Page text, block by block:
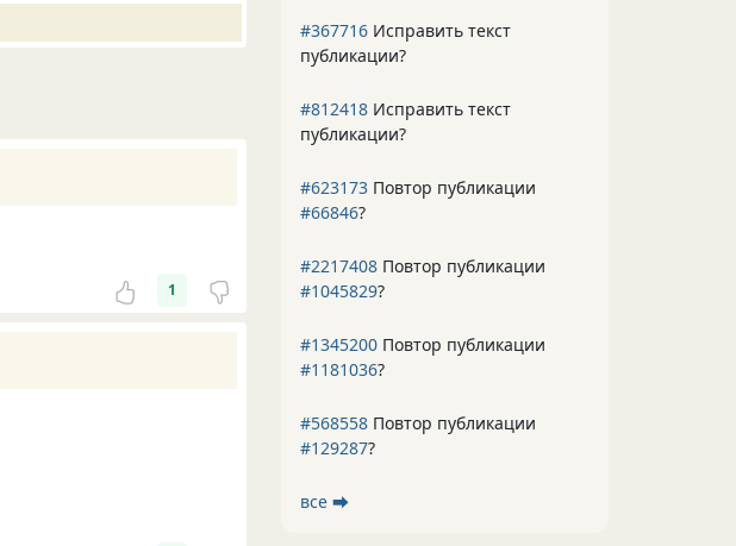
1
#367716 Исправить текст
публикации?
#812418 Исправить текст
публикации?
#623173 Повтор публикации
#66846?
#2217408 Повтор публикации
#1045829?
#1345200 Повтор публикации
#1181036?
#568558 Повтор публикации
#129287?
все ⮕